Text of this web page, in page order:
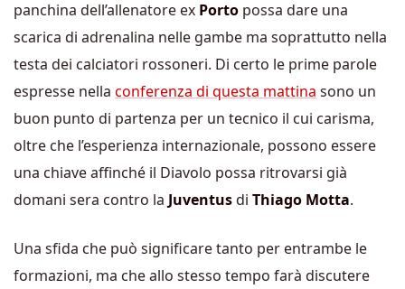
panchina dell’allenatore ex Porto possa dare una
scarica di adrenalina nelle gambe ma soprattutto nella
testa dei calciatori rossoneri. Di certo le prime parole
espresse nella conferenza di questa mattina sono un
buon punto di partenza per un tecnico il cui carisma,
oltre che l’esperienza internazionale, possono essere
una chiave affinché il Diavolo possa ritrovarsi già
domani sera contro la Juventusdi Thiago Motta.
Una sfida che può significare tanto per entrambe le
formazioni, ma che allo stesso tempo farà discutere